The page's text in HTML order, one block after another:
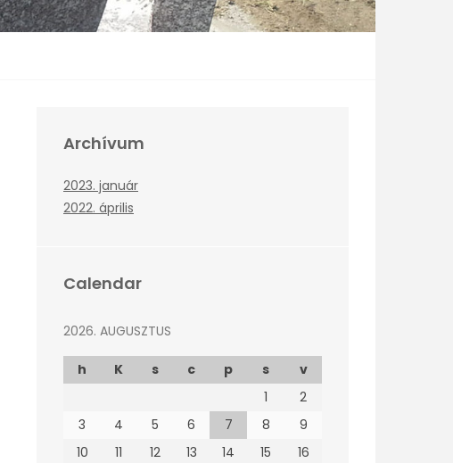
Archívum
2023. január
2022. április
Calendar
2026. AUGUSZTUS
h K s c p s
v
1
2
3
4 5 6 7 8
9
10
11 12 13 14 15
16